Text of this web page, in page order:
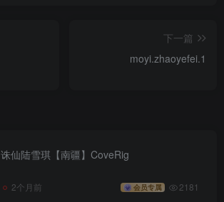
下一篇
moyi.zhaoyefei.1
诛仙陆雪琪【南疆】CoveRig
2个月前 会员专属 2181